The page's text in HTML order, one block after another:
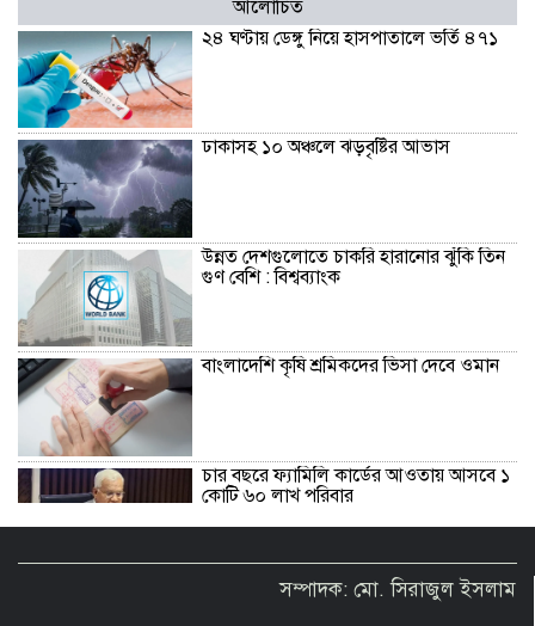
আলোচিত
২৪ ঘণ্টায় ডেঙ্গু নিয়ে হাসপাতালে ভর্তি ৪৭১
ঢাকাসহ ১০ অঞ্চলে ঝড়বৃষ্টির আভাস
উন্নত দেশগুলোতে চাকরি হারানোর ঝুঁকি তিন
গুণ বেশি : বিশ্বব্যাংক
বাংলাদেশি কৃষি শ্রমিকদের ভিসা দেবে ওমান
চার বছরে ফ্যামিলি কার্ডের আওতায় আসবে ১
কোটি ৬০ লাখ পরিবার
‘চলতি অর্থবছরেই স্থানীয় সরকারের ৫টি
নির্বাচন সম্পন্ন হবে’
সম্পাদক: মো. সিরাজুল ইসলাম